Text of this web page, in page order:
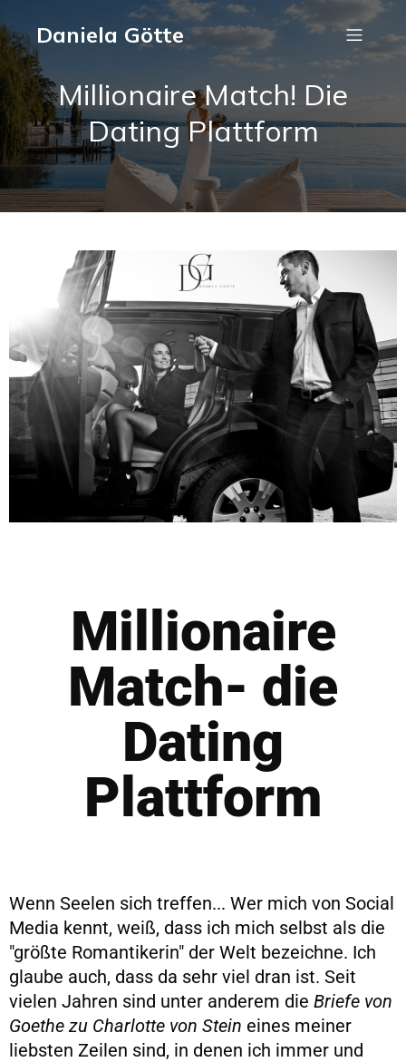
Daniela Götte
Millionaire Match! Die
Dating Plattform
Millionaire
Match- die
Dating
Plattform
Wenn Seelen sich treffen... Wer mich von Social
Media kennt, weiß, dass ich mich selbst als die
"größte Romantikerin" der Welt bezeichne. Ich
glaube auch, dass da sehr viel dran ist. Seit
vielen Jahren sind unter anderem die Briefe von
Goethe zu Charlotte von Stein eines meiner
liebsten Zeilen sind, in denen ich immer und